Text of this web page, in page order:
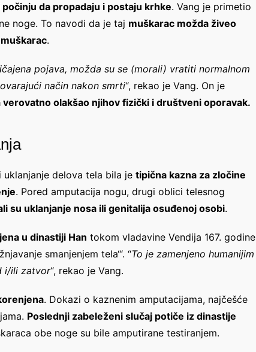
da propadaju i postaju krhke. Vang je primetio
noge. To navodi da je taj muškarac možda živeo
.
pojava, možda su se (morali) vratiti normalnom
način nakon smrti“, rekao je Vang. On je
olakšao njihov fizički i društveni oporavak.
delova tela bila je tipična kazna za zločine
. Pored amputacija nogu, drugi oblici telesnog
su uklanjanje nosa ili genitalija osuđenoj osobi.
u dinastiji Han tokom vladavine Vendija 167. godine
smanjenjem tela‘“. “To je zamenjeno humanijim
i/ili zatvor“, rekao je Vang.
. Dokazi o kaznenim amputacijama, najčešće
Poslednji zabeleženi slučaj potiče iz dinastije
obe noge su bile amputirane testiranjem.